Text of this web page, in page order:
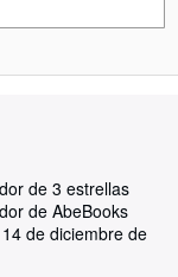
de 3 estrellas
de AbeBooks
de diciembre de